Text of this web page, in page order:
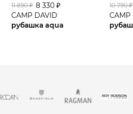
11 890 ₽ 8 330 ₽
CAMP DAVID
рубашка aqua
10 790 ₽
CAMP